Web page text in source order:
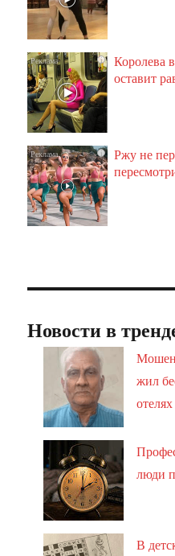
i
Королева
оставит
i
Ржу не
Новости в
жил
отелях
люди
В